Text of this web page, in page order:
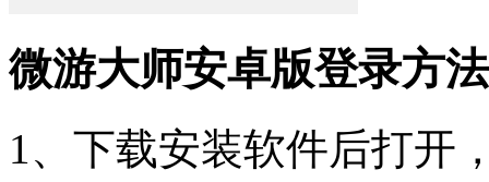
微游大师安卓版登录方法
1、下载安装软件后打开